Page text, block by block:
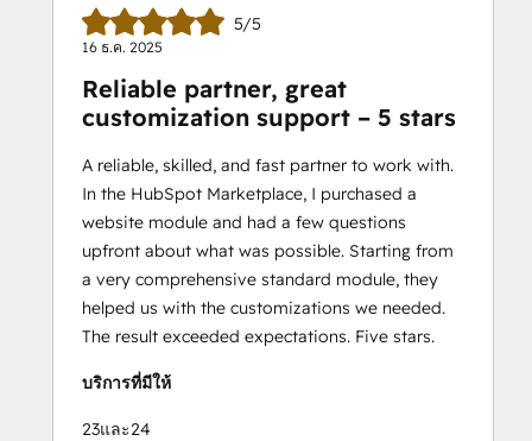
5/5
16 ธ.ค. 2025
Reliable partner, great
customization support – 5 stars
A reliable, skilled, and fast partner to work with.
In the HubSpot Marketplace, I purchased a
website module and had a few questions
upfront about what was possible. Starting from
a very comprehensive standard module, they
helped us with the customizations we needed.
The result exceeded expectations. Five stars.
บริการที่มีให้
23และ24